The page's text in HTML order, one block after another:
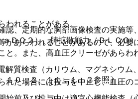
、定期的な胸部画像検査の実施等
ＤＯ２）、肺拡散能力（ＤＬＣＯ
質検査（カリウム、マグネシウム
１０．２、１１．１．２参照〕。
れることがある。
あらわれることがあるので、必要
。また、高血圧クリーゼがあら
た場合には投与を中止し、血圧の